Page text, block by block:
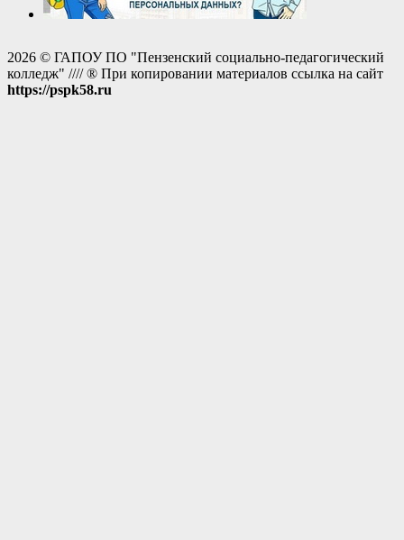
2026 © ГАПОУ ПО "Пензенский социально-педагогический
колледж" //// ® При копировании материалов ссылка на сайт
https://pspk58.ru